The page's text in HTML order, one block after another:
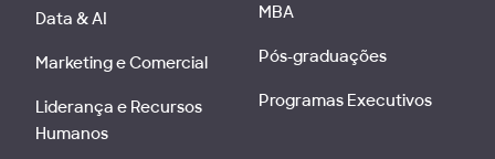
Data & AI
Marketing e Comercial
Liderança e Recursos
Humanos
MBA
Pós-graduações
Programas Executivos